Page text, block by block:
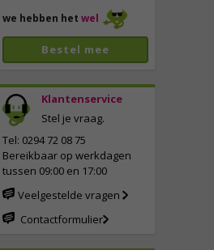
we hebben het wel
Bestel mee
Klantenservice
Stel je vraag.
Tel: 0294 72 08 75
Bereikbaar op werkdagen
tussen 09:00 en 17:00
Veelgestelde vragen
Contactformulier